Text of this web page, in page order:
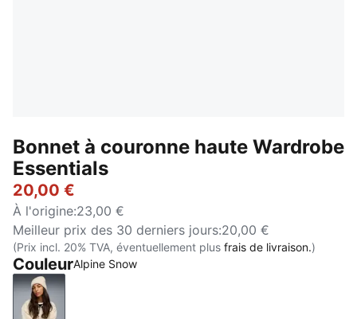
Bonnet à couronne haute Wardrobe
Essentials
20,00 €
À l'origine:23,00 €
Meilleur prix des 30 derniers jours:20,00 €
(Prix incl. 20% TVA, éventuellement plus frais de livraison.)
CouleurAlpine Snow
Alpine Snow